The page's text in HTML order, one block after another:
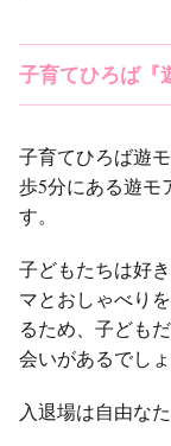
子育てひろば『
子育てひろば遊
歩5分にある遊モ
す。
子どもたちは好
マとおしゃべり
るため、子ども
会いがあるでしょ
入退場は自由な